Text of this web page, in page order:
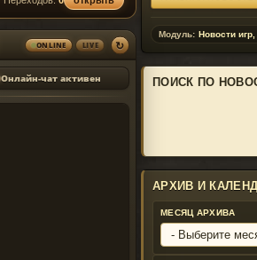
ONLINE LIVE ↻
Онлайн-чат активен
Модуль: Новости
ПОИСК ПО
АРХИВ И
МЕСЯЦ АРХИВА